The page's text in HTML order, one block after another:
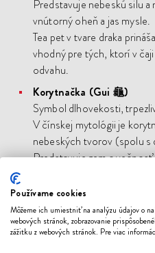
Predstavuje nebeskú silu
vnútorný oheň a jas mysle.
Tea pet v tvare draka
vhodný pre tých, ktorí v
odvahu.
Korytnačka (Gui 龜)
Symbol dlhovekosti,
V čínskej mytológii je
nebeských tvorov (spolu
Predstavuje zem a
Long Gui (龍龜) –
Spája silu draka a múdrosť
dlhovekosti a úspechu.
Používame cookies
Môžeme ich umiestniť na analýzu údajov o
webových stránok, zobrazovanie
zážitku z webových stránok. Pre viac